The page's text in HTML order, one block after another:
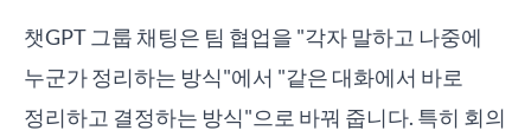
챗GPT 그룹 채팅은 팀 협업을 "각자 말하고 나중에
누군가 정리하는 방식"에서 "같은 대화에서 바로
정리하고 결정하는 방식"으로 바꿔 줍니다. 특히 회의